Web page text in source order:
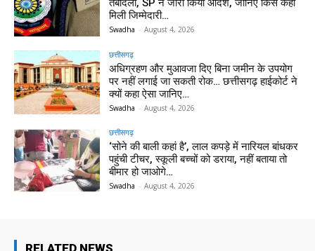
तबादला, SP ने जारी किया आदेश, जानिए किसे कहां
मिली जिम्मेदारी…
Swadha - August 4, 2026
छत्तीसगढ़
अधिग्रहण और मुआवजा दिए बिना जमीन के उपयोग
पर नहीं लगाई जा सकती रोक… छत्तीसगढ़ हाईकोर्ट ने
क्यों कहा ऐसा जानिए…
Swadha - August 4, 2026
छत्तीसगढ़
‘सोने की बाली कहां है’, लाल कपड़े में नारियल बांधकर
पहुंची टीचर, स्कूली बच्चों को डराया, नहीं बताया तो
बीमार हो जाओगे…
Swadha - August 4, 2026